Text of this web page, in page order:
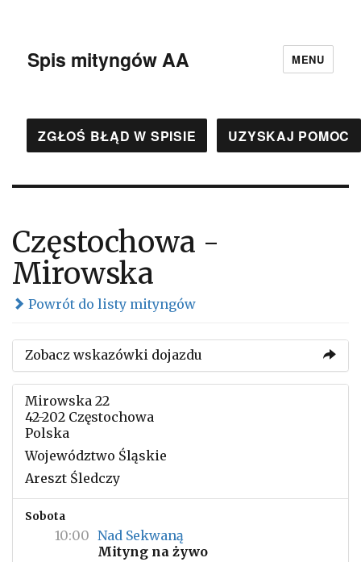
Spis mityngów AA MENU
ZGŁOŚ BŁĄD W SPISIE UZYSKAJ POMOC
Częstochowa -
Mirowska
Powrót do listy mityngów
Zobacz wskazówki dojazdu
Mirowska 22
42-202 Częstochowa
Polska
Województwo Śląskie
Areszt Śledczy
Sobota
10:00 Nad Sekwaną
Mityng na żywo